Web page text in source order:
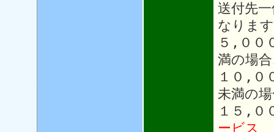
送付先
なりま
５,００
満の場
１０,０
未満の
１５,０
ービス